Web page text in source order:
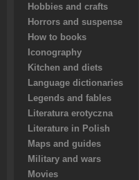
Hobbies and crafts
Horrors and suspense
How to books
Iconography
Kitchen and diets
Language dictionaries
Legends and fables
Literatura erotyczna
Literature in Polish
Maps and guides
Military and wars
Movies